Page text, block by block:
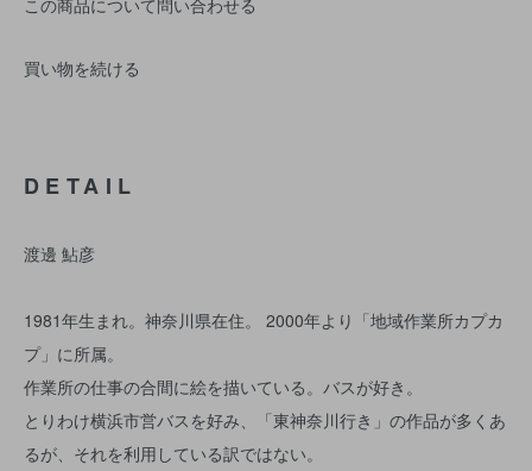
この商品について問い合わせる
買い物を続ける
DETAIL
渡邊 鮎彦
1981年生まれ。神奈川県在住。 2000年より「地域作業所カプカ
プ」に所属。
作業所の仕事の合間に絵を描いている。バスが好き。
とりわけ横浜市営バスを好み、「東神奈川行き」の作品が多くあ
るが、それを利用している訳ではない。